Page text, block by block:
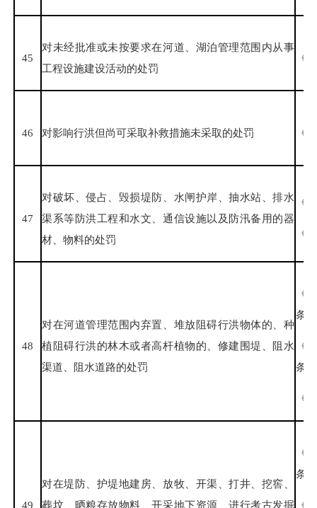
45
对未经批准或未按要求在河道、湖泊管理范围内从事
工程设施建设活动的处罚
《
46 对影响行洪但尚可采取补救措施未采取的处罚 《
47
对破坏、侵占、毁损堤防、水闸护岸、抽水站、排水
渠系等防洪工程和水文、通信设施以及防汛备用的器
材、物料的处罚
《
《
48
对在河道管理范围内弃置、堆放阻碍行洪物体的、种
植阻碍行洪的林木或者高杆植物的、修建围堤、阻水
渠道、阻水道路的处罚
《
条
《
条
《
49
对在堤防、护堤地建房、放牧、开渠、打井、挖窖、
葬坟、晒粮存放物料、开采地下资源、进行考古发掘
《
条
《